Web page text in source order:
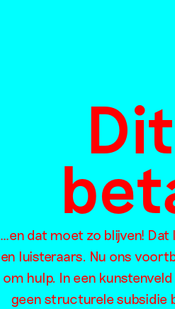
…en dat moet zo blijven!
en luisteraars. Nu ons
om hulp. In een
geen structurele subsidie